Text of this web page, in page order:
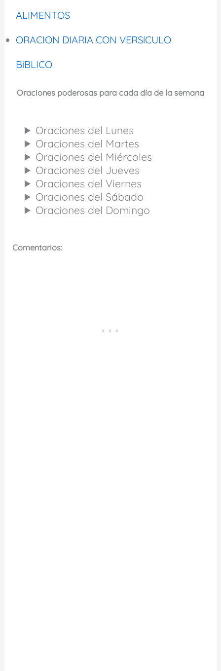
ALIMENTOS
ORACION DIARIA CON VERSíCULO
BíBLICO
Oraciones poderosas para cada día de la semana
Oraciones del Lunes
Oraciones del Martes
Oraciones del Miércoles
Oraciones del Jueves
Oraciones del Viernes
Oraciones del Sábado
Oraciones del Domingo
Comentarios: